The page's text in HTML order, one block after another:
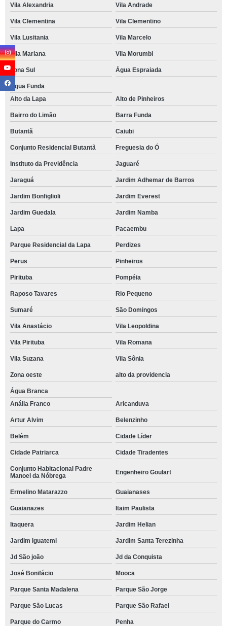
Vila Alexandria Vila Andrade
Vila Clementina Vila Clementino
Vila Lusitania Vila Marcelo
Vila Mariana Vila Morumbi
Zona Sul Água Espraiada
Água Funda
Alto da Lapa
Alto de Pinheiros
Bairro do Limão Barra Funda
Butantã Caiubi
Conjunto Residencial Butantã Freguesia do Ó
Instituto da Previdência Jaguaré
Jaraguá Jardim Adhemar de Barros
Jardim Bonfiglioli Jardim Everest
Jardim Guedala Jardim Namba
Lapa Pacaembu
Parque Residencial da Lapa Perdizes
Perus Pinheiros
Pirituba Pompéia
Raposo Tavares Rio Pequeno
Sumaré São Domingos
Vila Anastácio Vila Leopoldina
Vila Pirituba Vila Romana
Vila Suzana Vila Sônia
Zona oeste alto da providencia
Água Branca
Anália Franco
Aricanduva
Artur Alvim Belenzinho
Belém Cidade Líder
Cidade Patriarca Cidade Tiradentes
Conjunto Habitacional Padre
Manoel da Nóbrega
Engenheiro Goulart
Ermelino Matarazzo Guaianases
Guaianazes Itaim Paulista
Itaquera Jardim Helian
Jardim Iguatemi Jardim Santa Terezinha
Jd São joão Jd da Conquista
José Bonifácio Mooca
Parque Santa Madalena Parque São Jorge
Parque São Lucas Parque São Rafael
Parque do Carmo Penha